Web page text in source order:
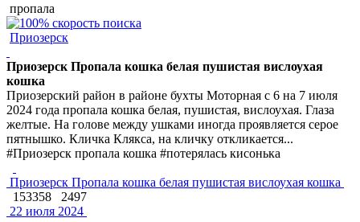
пропала
Приозерск
Приозерск Пропала кошка белая пушистая вислоухая
кошка
Приозерский район в районе бухты Моторная с 6 на 7 июля
2024 года пропала кошка белая, пушистая, вислоухая. Глаза
желтые. На голове между ушками иногда проявляется серое
пятнышко. Кличка Клякса, на кличку откликается...
#Приозерск пропала кошка #потерялась кисонька
Приозерск Пропала кошка белая пушистая вислоухая кошка
153358
2497
22 июля 2024